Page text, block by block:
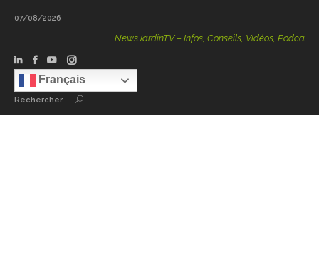
07/08/2026
NewsJardinTV – Infos, Conseils, Vidéos, Podcasts –
Français
Rechercher